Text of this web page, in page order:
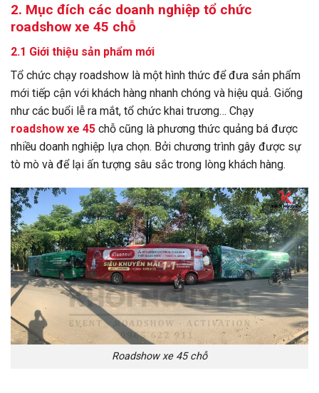
2. Mục đích các doanh nghiệp tổ chức
roadshow xe 45 chỗ
2.1 Giới thiệu sản phẩm mới
Tổ chức chạy roadshow là một hình thức để đưa sản phẩm
mới tiếp cận với khách hàng nhanh chóng và hiệu quả. Giống
như các buổi lễ ra mắt, tổ chức khai trương… Chạy
roadshow xe 45 chỗ cũng là phương thức quảng bá được
nhiều doanh nghiệp lựa chọn. Bởi chương trình gây được sự
tò mò và để lại ấn tượng sâu sắc trong lòng khách hàng.
Roadshow xe 45 chỗ